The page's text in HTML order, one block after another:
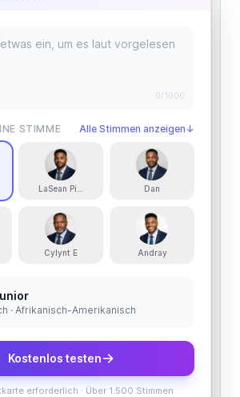
0/1000
STIMME Alle Stimmen anzeigen ↓
LaSean Pickens Dan
Cylynt E Andray
· Afrikanisch-Amerikanisch
Kostenlos testen
erforderlich · Über 1.500 Stimmen